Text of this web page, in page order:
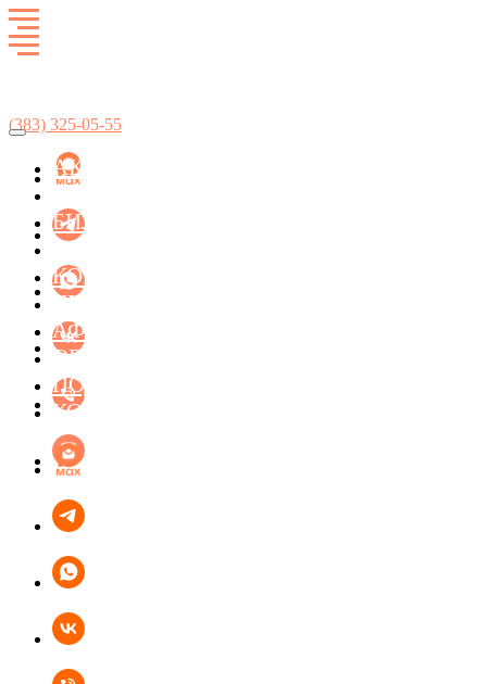
(383) 325-05-55
АКЦИИ
БИЛЬЯРД
ЛАЗЕРТАГ
КОНЦЕРТ-ХОЛЛ ФАСОЛЬ
КУХНЯ
АФИША МЕРОПРИЯТИЙ
ОРГАНИЗАЦИЯ ПРАЗДНИКОВ
ПОДАРОЧНЫЕ СЕРТИФИКАТЫ
КОНТАКТЫ
БИЛЬЯРД
ЛАЗЕРТАГ
БОУЛИНГ
КУХНЯ
АФИША
АКЦИИ